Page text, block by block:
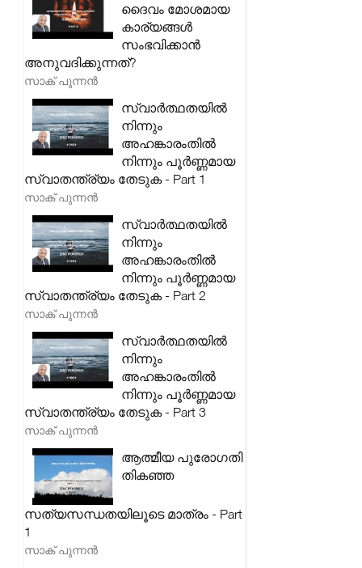
ദൈവം മോശമായ
കാര്യങ്ങൾ
സംഭവിക്കാൻ
അനുവദിക്കുന്നത്?
സാക് പുന്നൻ
സ്വാർത്ഥതയിൽ
നിന്നും
അഹങ്കാരംതിൽ
നിന്നും പൂർണ്ണമായ
സ്വാതന്ത്ര്യം തേടുക - Part 1
സാക് പുന്നൻ
സ്വാർത്ഥതയിൽ
നിന്നും
അഹങ്കാരംതിൽ
നിന്നും പൂർണ്ണമായ
സ്വാതന്ത്ര്യം തേടുക - Part 2
സാക് പുന്നൻ
സ്വാർത്ഥതയിൽ
നിന്നും
അഹങ്കാരംതിൽ
നിന്നും പൂർണ്ണമായ
സ്വാതന്ത്ര്യം തേടുക - Part 3
സാക് പുന്നൻ
ആത്മീയ പുരോഗതി
തികഞ്ഞ
സത്യസന്ധതയിലൂടെ മാത്രം - Part
1
സാക് പുന്നൻ